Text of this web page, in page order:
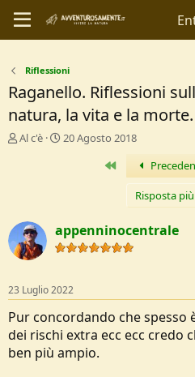
Riflessioni
Raganello. Riflessioni
natura, la vita e la morte.
C
r
e
D
s
c
u
s
s
i
Al c'è
D
I
n
i
i
o
20 Agosto 2018
Primo
Risposta
appenninocentrale
23 Luglio 2022
Pur concordando che spesso
dei rischi extra ecc ecc credo
ben più ampio.